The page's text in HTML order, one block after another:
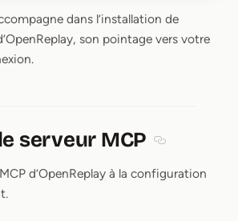
de MCP
dans l’installation de
son pointage vers votre
serveur MCP
d’OpenReplay à la configuration